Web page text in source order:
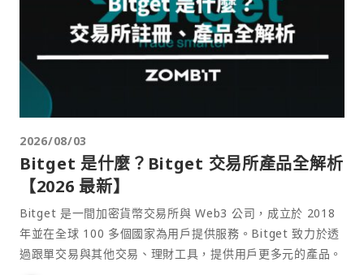
2026/08/03
Bitget 是什麼？Bitget 交易所產品全解析
【2026 最新】
Bitget 是一間加密貨幣交易所與 Web3 公司，成立於 2018
年並在全球 100 多個國家為用戶提供服務。Bitget 致力於透
過跟單交易與其他交易、理財工具，提供用戶更多元的產品。